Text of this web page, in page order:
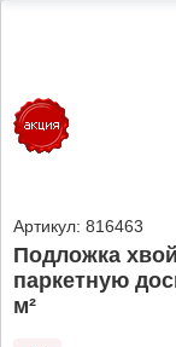
Артикул: 816463
Подложка
паркетную
м²